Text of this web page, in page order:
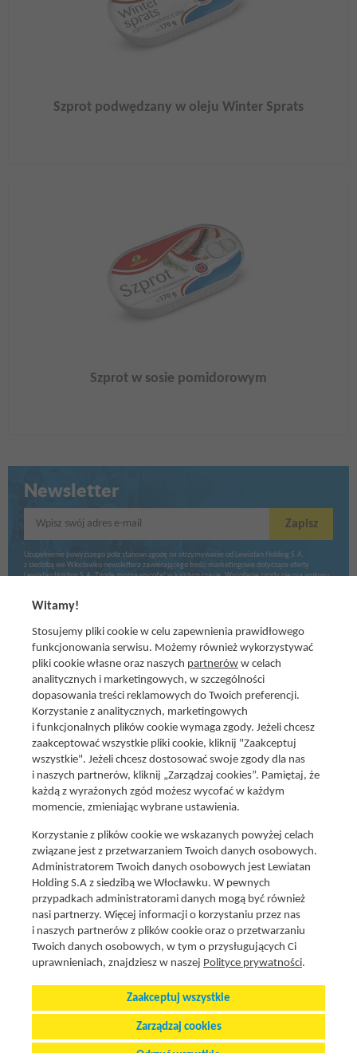
Szprot podwędzany w oleju Winter Sprats
Szprot w sosie pomidorowym
Newsletter
Wpisz swój adres e-mail Zapisz
Uzupełnienie powyższego pola stanowi zgodę na otrzymywanie od Lewiatan Holding S.A.
z siedzibą we Włocławku newslettera zawierającego treści marketingowe dotyczące oferty
Lewiatan Holding S.A. Zgodę można wycofać w każdym czasie. Wycofanie zgody nie ma wpływu
Social media
Znajdź nas na:
Promocje i oferty
Aktualna gazetka
Gotuję z Lewiatanem
Znajdź sklep
Aplikacja Mój Lewiatan
Karta Mój Lewiatan
Fundacja Lewiatan
Regulaminy
Polityka cookies i prywatnosci
Zarządzaj preferencjami plików cookie
Witamy!
Stosujemy pliki cookie w celu zapewnienia prawidłowego
funkcjonowania serwisu. Możemy również wykorzystywać
pliki cookie własne oraz naszych partnerów w celach
analitycznych i marketingowych, w szczególności
dopasowania treści reklamowych do Twoich preferencji.
Korzystanie z analitycznych, marketingowych
i funkcjonalnych plików cookie wymaga zgody. Jeżeli chcesz
zaakceptować wszystkie pliki cookie, kliknij "Zaakceptuj
wszystkie". Jeżeli chcesz dostosować swoje zgody dla nas
i naszych partnerów, kliknij „Zarządzaj cookies”. Pamiętaj, że
każdą z wyrażonych zgód możesz wycofać w każdym
momencie, zmieniając wybrane ustawienia.
Korzystanie z plików cookie we wskazanych powyżej celach
związane jest z przetwarzaniem Twoich danych osobowych.
Administratorem Twoich danych osobowych jest Lewiatan
Holding S.A z siedzibą we Włocławku. W pewnych
przypadkach administratorami danych mogą być również
nasi partnerzy. Więcej informacji o korzystaniu przez nas
i naszych partnerów z plików cookie oraz o przetwarzaniu
Twoich danych osobowych, w tym o przysługujących Ci
uprawnieniach, znajdziesz w naszej Polityce prywatności.
Zaakceptuj wszystkie
Zarządzaj cookies